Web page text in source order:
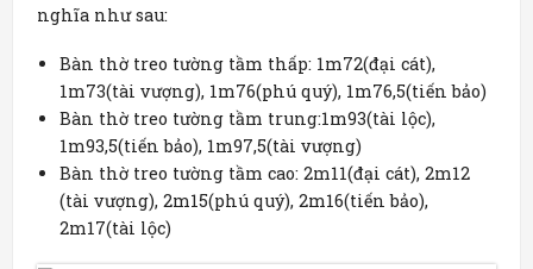
nghĩa như sau:
Bàn thờ treo tường tầm thấp: 1m72(đại cát),
1m73(tài vượng), 1m76(phú quý), 1m76,5(tiến bảo)
Bàn thờ treo tường tầm trung:1m93(tài lộc),
1m93,5(tiến bảo), 1m97,5(tài vượng)
Bàn thờ treo tường tầm cao: 2m11(đại cát), 2m12
(tài vượng), 2m15(phú quý), 2m16(tiến bảo),
2m17(tài lộc)